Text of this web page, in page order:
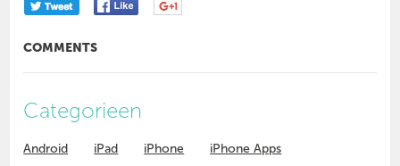
COMMENTS
Categorieen
Android iPad iPhone
iPhone Apps